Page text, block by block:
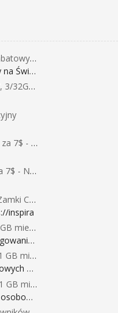
dla Dzieci - FunEnglish
(
za 267zł - Banggood
od 2017r
od 2017r
za 39zł
inspira
do
a nieo